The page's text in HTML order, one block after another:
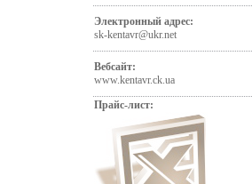
Электронный адрес:
sk-kentavr@ukr.net
Вебсайт:
www.kentavr.ck.ua
Прайс-лист: